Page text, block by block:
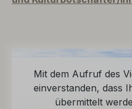
Mit dem Aufruf des
einverstanden, dass
übermittelt